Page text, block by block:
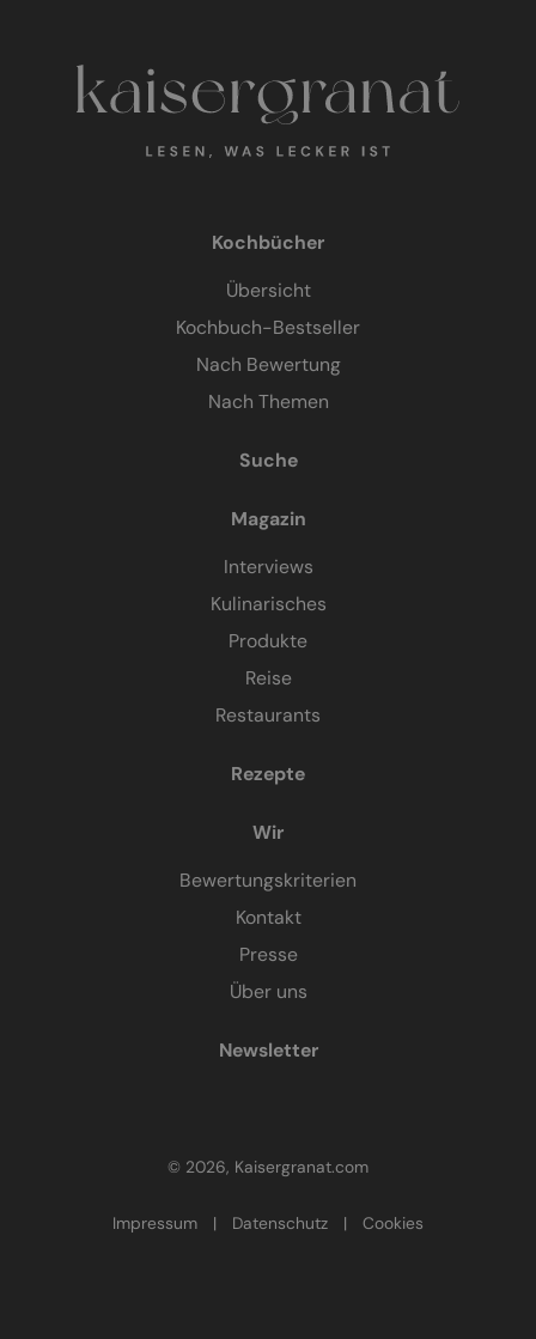
Kochbücher
Übersicht
Kochbuch-Bestseller
Nach Bewertung
Nach Themen
Suche
Magazin
Interviews
Kulinarisches
Produkte
Reise
Restaurants
Rezepte
Wir
Bewertungskriterien
Kontakt
Presse
Über uns
Newsletter
© 2026, Kaisergranat.com
Impressum | Datenschutz | Cookies